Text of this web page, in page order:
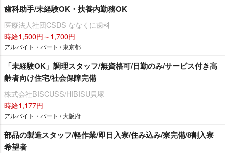
歯科助手/未経験OK・扶養内勤務OK
医療法人社団CSDS ななくに歯科
時給1,500円～1,700円
アルバイト・パート / 東京都
「未経験OK」調理スタッフ/無資格可/日勤のみ/サービス付き高
齢者向け住宅/社会保障完備
株式会社BISCUSS/HIBISU貝塚
時給1,177円
アルバイト・パート / 大阪府
部品の製造スタッフ/軽作業/即日入寮/住み込み/寮完備/8割入寮
希望者